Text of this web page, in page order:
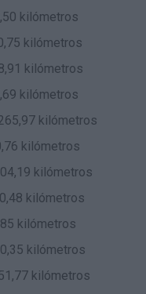
kilómetros
kilómetros
kilómetros
kilómetros
kilómetros
kilómetros
kilómetros
kilómetros
kilómetros
kilómetros
kilómetros